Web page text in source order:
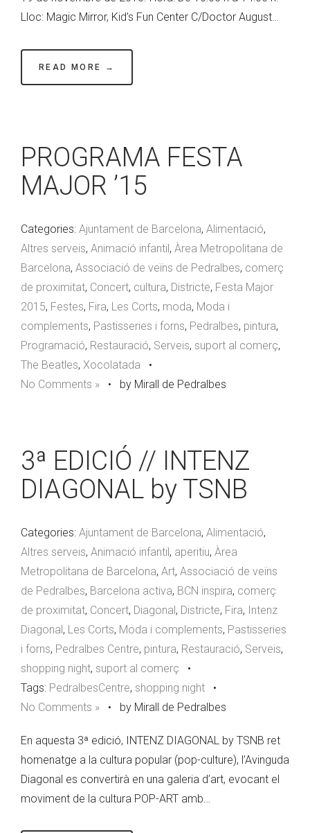
Lloc: Magic Mirror, Kid’s Fun Center C/Doctor August…
READ MORE →
PROGRAMA FESTA
MAJOR ’15
Categories: Ajuntament de Barcelona, Alimentació,
Altres serveis, Animació infantil, Àrea Metropolitana de
Barcelona, Associació de veïns de Pedralbes, comerç
de proximitat, Concert, cultura, Districte, Festa Major
2015, Festes, Fira, Les Corts, moda, Moda i
complements, Pastisseries i forns, Pedralbes, pintura,
Programació, Restauració, Serveis, suport al comerç,
The Beatles, Xocolatada •
No Comments » • by Mirall de Pedralbes
3ª EDICIÓ // INTENZ
DIAGONAL by TSNB
Categories: Ajuntament de Barcelona, Alimentació,
Altres serveis, Animació infantil, aperitiu, Àrea
Metropolitana de Barcelona, Art, Associació de veïns
de Pedralbes, Barcelona activa, BCN inspira, comerç
de proximitat, Concert, Diagonal, Districte, Fira, Intenz
Diagonal, Les Corts, Moda i complements, Pastisseries
i forns, Pedralbes Centre, pintura, Restauració, Serveis,
shopping night, suport al comerç •
Tags: PedralbesCentre, shopping night •
No Comments » • by Mirall de Pedralbes
En aquesta 3ª edició, INTENZ DIAGONAL by TSNB ret
homenatge a la cultura popular (pop-culture), l’Avinguda
Diagonal es convertirà en una galeria d’art, evocant el
moviment de la cultura POP-ART amb…